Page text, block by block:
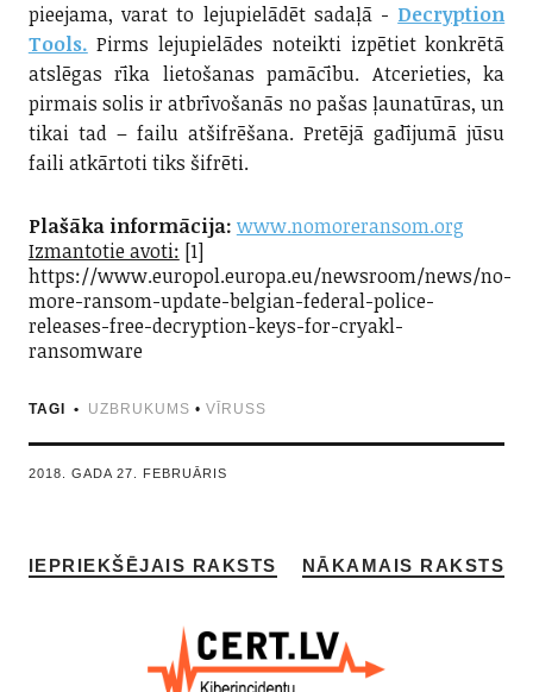
pieejama, varat to lejupielādēt sadaļā - Decryption
Tools. Pirms lejupielādes noteikti izpētiet konkrētā
atslēgas rīka lietošanas pamācību. Atcerieties, ka
pirmais solis ir atbrīvošanās no pašas ļaunatūras, un
tikai tad – failu atšifrēšana. Pretējā gadījumā jūsu
faili atkārtoti tiks šifrēti.
Plašāka informācija: www.nomoreransom.org
Izmantotie avoti: [1]
https://www.europol.europa.eu/newsroom/news/no-
more-ransom-update-belgian-federal-police-
releases-free-decryption-keys-for-cryakl-
ransomware
TAGI UZBRUKUMS • VĪRUSS
2018. GADA 27. FEBRUĀRIS
IEPRIEKŠĒJAIS RAKSTS NĀKAMAIS RAKSTS